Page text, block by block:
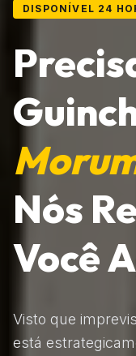
DISPONÍVEL 24
Nós
Você
Visto que
está